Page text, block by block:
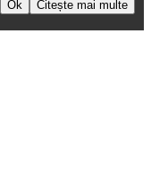
Ok Citește mai multe